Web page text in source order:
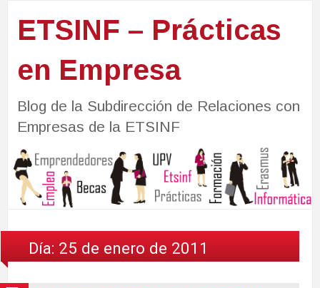
ETSINF – Prácticas
en Empresa
Blog de la Subdirección de Relaciones con
Empresas de la ETSINF
Día: 25 de enero de 2011